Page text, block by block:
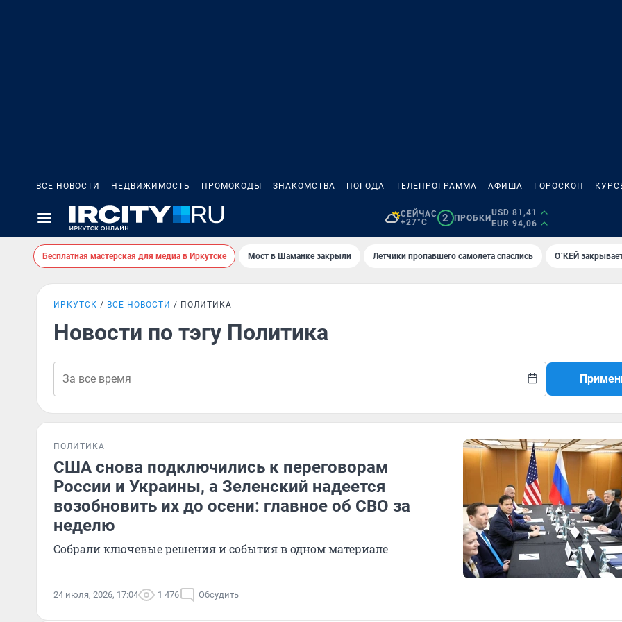
ВСЕ НОВОСТИ НЕДВИЖИМОСТЬ ПРОМОКОДЫ ЗНАКОМСТВА ПОГОДА ТЕЛЕПРОГРАММА АФИША ГОРОСКОП
СЕЙЧАС
+27°C
2 ПРОБКИ
USD 81,41
EUR 94,06
Бесплатная мастерская для медиа в Иркутске Мост в Шаманке закрыли Летчики пропавшего самолета спаслись О`КЕЙ
ИРКУТСК ВСЕ НОВОСТИ ПОЛИТИКА
Новости по тэгу Политика
ПОЛИТИКА
США снова подключились к переговорам
России и Украины, а Зеленский надеется
возобновить их до осени: главное об СВО за
неделю
Собрали ключевые решения и события в одном материале
24 июля, 2026, 17:04 1 476 Обсудить